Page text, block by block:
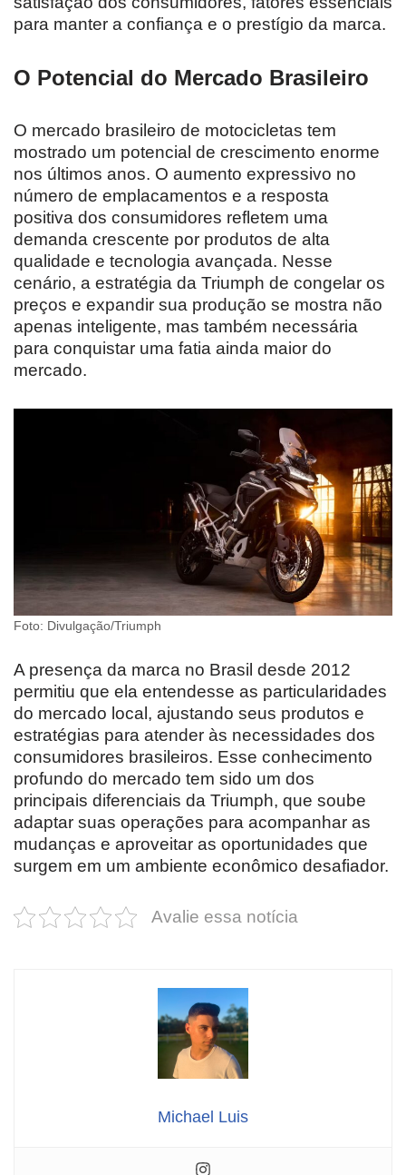
para manter a confiança e o prestígio da marca.
O Potencial do Mercado Brasileiro
O mercado brasileiro de motocicletas tem
mostrado um potencial de crescimento enorme
nos últimos anos. O aumento expressivo no
número de emplacamentos e a resposta
positiva dos consumidores refletem uma
demanda crescente por produtos de alta
qualidade e tecnologia avançada. Nesse
cenário, a estratégia da Triumph de congelar os
preços e expandir sua produção se mostra não
apenas inteligente, mas também necessária
para conquistar uma fatia ainda maior do
mercado.
Foto: Divulgação/Triumph
A presença da marca no Brasil desde 2012
permitiu que ela entendesse as particularidades
do mercado local, ajustando seus produtos e
estratégias para atender às necessidades dos
consumidores brasileiros. Esse conhecimento
profundo do mercado tem sido um dos
principais diferenciais da Triumph, que soube
adaptar suas operações para acompanhar as
mudanças e aproveitar as oportunidades que
surgem em um ambiente econômico desafiador.
Avalie essa notícia
Michael Luis